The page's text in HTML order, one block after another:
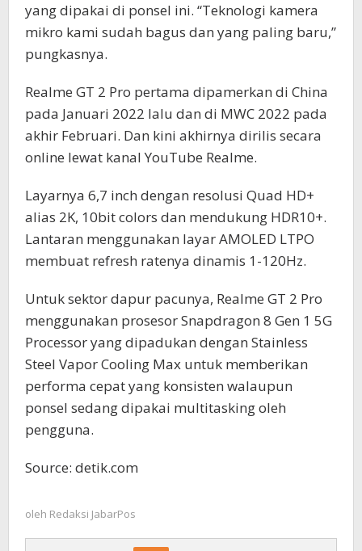
yang dipakai di ponsel ini. “Teknologi kamera
mikro kami sudah bagus dan yang paling baru,”
pungkasnya.
Realme GT 2 Pro pertama dipamerkan di China
pada Januari 2022 lalu dan di MWC 2022 pada
akhir Februari. Dan kini akhirnya dirilis secara
online lewat kanal YouTube Realme.
Layarnya 6,7 inch dengan resolusi Quad HD+
alias 2K, 10bit colors dan mendukung HDR10+.
Lantaran menggunakan layar AMOLED LTPO
membuat refresh ratenya dinamis 1-120Hz.
Untuk sektor dapur pacunya, Realme GT 2 Pro
menggunakan prosesor Snapdragon 8 Gen 1 5G
Processor yang dipadukan dengan Stainless
Steel Vapor Cooling Max untuk memberikan
performa cepat yang konsisten walaupun
ponsel sedang dipakai multitasking oleh
pengguna.
Source: detik.com
oleh Redaksi JabarPos